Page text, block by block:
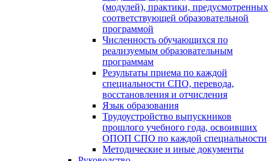
(модулей), практики, предусмотренных
соответствующей образовательной
программой
Численность обучающихся по
реализуемым образовательным
программам
Результаты приема по каждой
специальности СПО, перевода,
восстановления и отчисления
Язык образования
Трудоустройство выпускников
прошлого учебного года, освоивших
ОПОП СПО по каждой специальности
Методические и иные документы